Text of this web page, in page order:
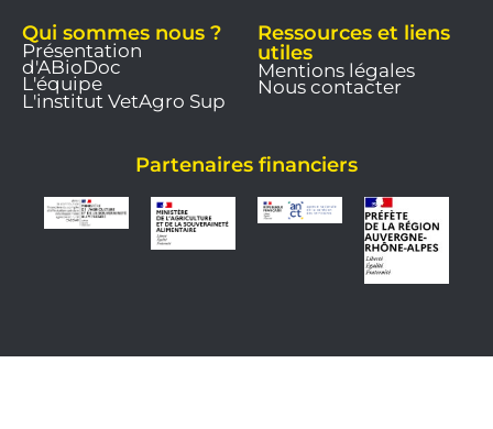
Qui sommes nous ?
Présentation
d'ABioDoc
L'équipe
L'institut VetAgro Sup
Ressources et liens
utiles
Mentions légales
Nous contacter
Partenaires financiers